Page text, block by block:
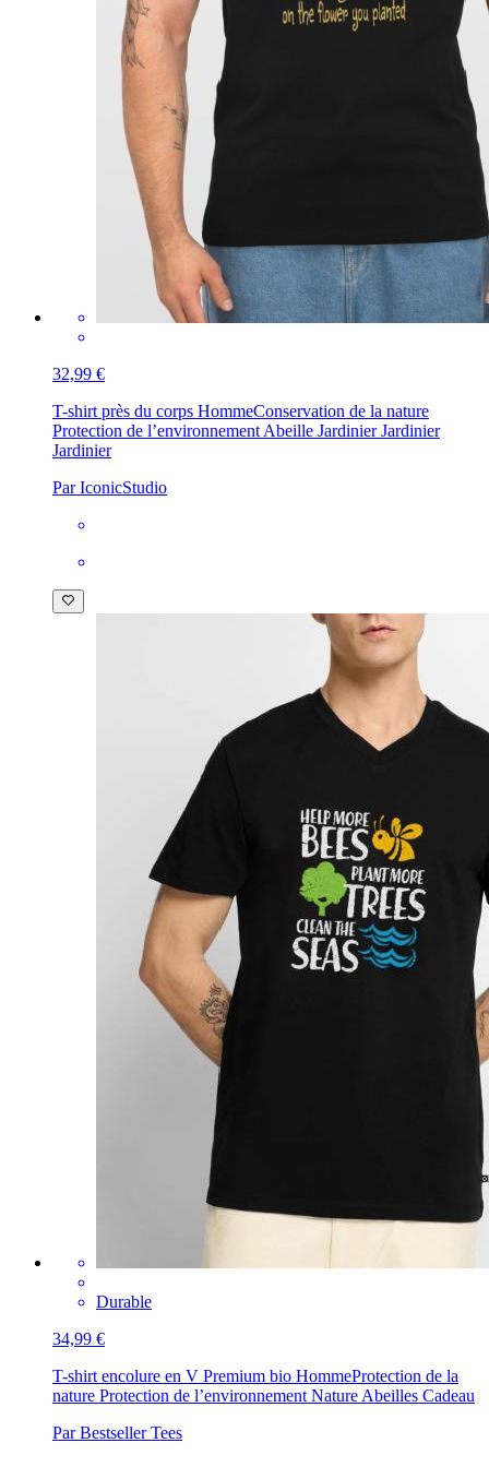
32,99 €
T-shirt près du corps HommeConservation de la nature
Protection de l’environnement Abeille Jardinier Jardinier
Jardinier
Par IconicStudio
Durable
34,99 €
T-shirt encolure en V Premium bio HommeProtection de la
nature Protection de l’environnement Nature Abeilles Cadeau
Par Bestseller Tees